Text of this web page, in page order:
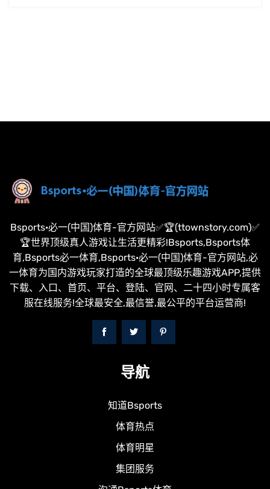
Bsports·必一(中国)体育-官方网站✅🏆(ttownstory.com)✅
🏆世界顶级真人游戏让生活更精彩!Bsports,Bsports体
育,Bsports必一体育,Bsports·必一(中国)体育-官方网站,必
一体育为国内游戏玩家打造的全球最顶级乐趣游戏APP,提供
下载、入口、首页、平台、登陆、官网、二十四小时专属客
服在线服务!全球最安全,最信誉,最公平的平台运营商!
导航
知道Bsports
体育热点
体育明星
集团服务